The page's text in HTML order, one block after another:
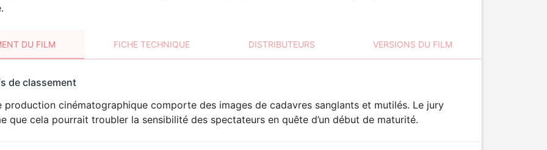
DU FILM FICHE TECHNIQUE DISTRIBUTEURS VERSIONS DU FILM
de classement
production cinématographique comporte des images de cadavres sanglants et mutilés. Le jury
que cela pourrait troubler la sensibilité des spectateurs en quête d’un début de maturité.